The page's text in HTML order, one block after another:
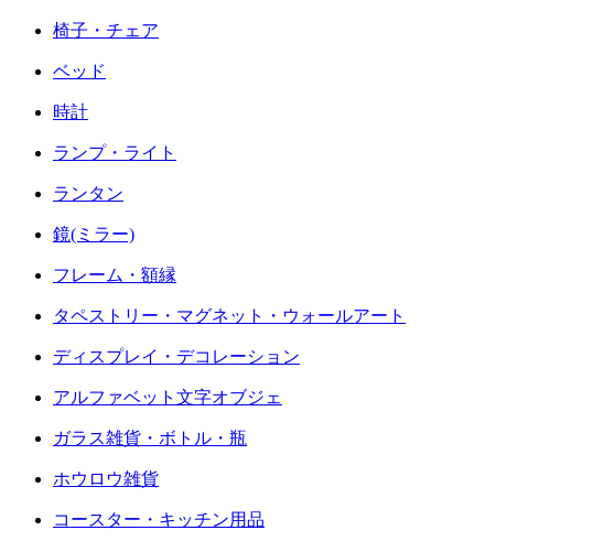
椅子・チェア
ベッド
時計
ランプ・ライト
ランタン
鏡(ミラー)
フレーム・額縁
タペストリー・マグネット・ウォールアート
ディスプレイ・デコレーション
アルファベット文字オブジェ
ガラス雑貨・ボトル・瓶
ホウロウ雑貨
コースター・キッチン用品